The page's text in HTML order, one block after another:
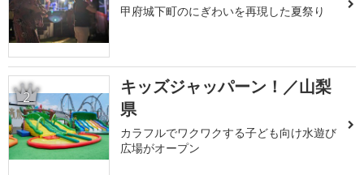
甲府城下町のにぎわいを再現した夏祭り
2
キッズジャッパーン！／山梨
県
カラフルでワクワクする子ども向け水遊び
広場がオープン